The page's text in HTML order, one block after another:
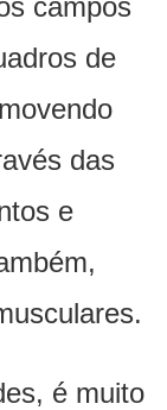
de
das
e
é muito